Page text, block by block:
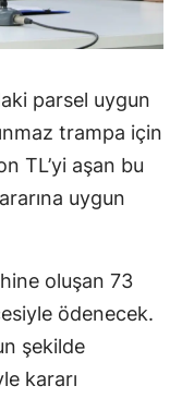
parsel uygun
trampa için
TL’yi aşan bu
uygun
oluşan 73
ödenecek.
şekilde
kararı